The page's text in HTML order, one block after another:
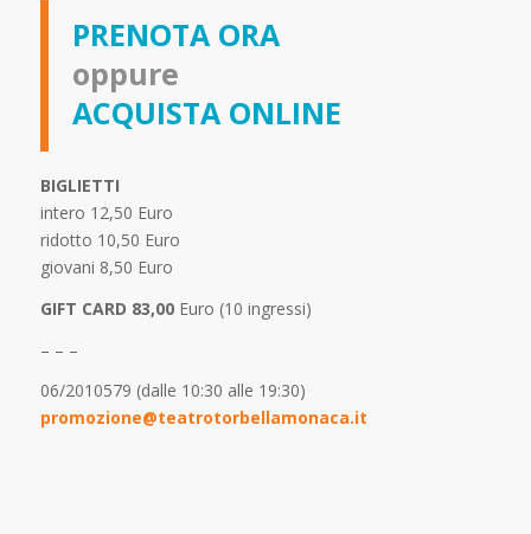
PRENOTA ORA
oppure
ACQUISTA ONLINE
BIGLIETTI
intero 12,50 Euro
ridotto 10,50 Euro
giovani 8,50 Euro
GIFT CARD 83,00Euro (10 ingressi)
– – –
06/2010579 (dalle 10:30 alle 19:30)
promozione@teatrotorbellamonaca.it